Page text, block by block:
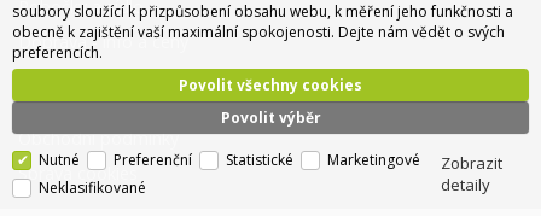
Pobočky a sídlo
Doprava - info a ceny
Obchodní podmínky
Správa cookies
soubory sloužící k přizpůsobení obsahu webu, k měření jeho funkčnosti a
obecně k zajištění vaší maximální spokojenosti. Dejte nám vědět o svých
preferencích.
Povolit výběr
Povolit všechny cookies
Nutné Preferenční Statistické
Marketingové
Neklasifikované
Zobrazit
detaily